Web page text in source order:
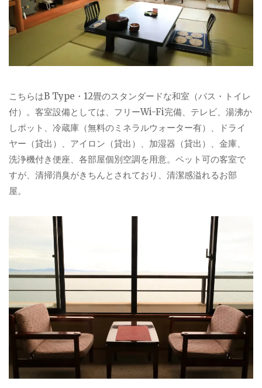
こちらはB Type・12畳のスタンダードな和室（バス・トイレ
付）。客室設備としては、フリーWi-Fi完備、テレビ、湯沸か
しポット、冷蔵庫（無料のミネラルウォーター有）、ドライ
ヤー（貸出）、アイロン（貸出）、加湿器（貸出）、金庫、
洗浄機付き便座、各部屋個別空調を用意。ペット可の客室で
すが、清掃消臭がきちんとされており、清潔感溢れるお部
屋。